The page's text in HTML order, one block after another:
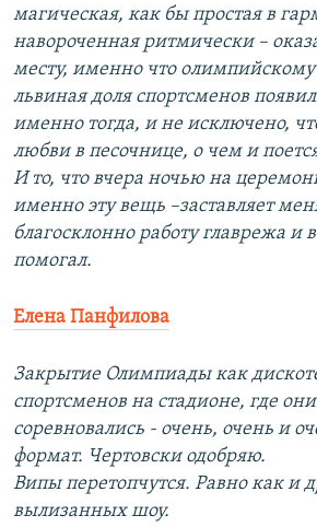
магическая, как бы простая в
навороченная ритмически –
месту, именно что олимпийскому
львиная доля спортсменов
именно тогда, и не исключено,
любви в песочнице, о чем и
И то, что вчера ночью на
именно эту вещь –заставляет
благосклонно работу главрежа и
помогал.
Елена Панфилова
Закрытие Олимпиады как
спортсменов на стадионе, где
соревновались - очень, очень и
формат. Чертовски одобряю.
Випы перетопчутся. Равно как и
вылизанных шоу.